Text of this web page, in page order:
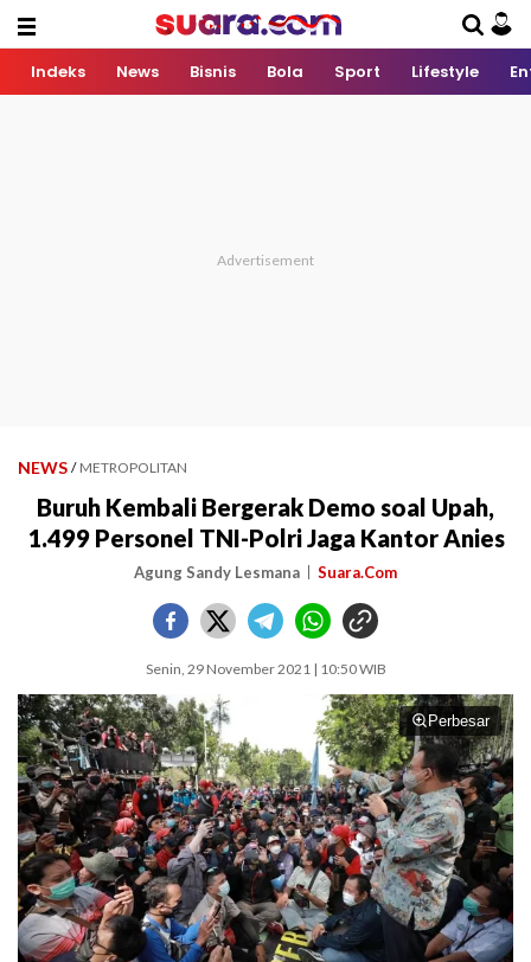
Indeks News Bisnis Bola Sport Lifestyle
NEWS / METROPOLITAN
Buruh Kembali Bergerak Demo soal Upah,
1.499 Personel TNI-Polri Jaga Kantor Anies
Agung Sandy Lesmana Suara.Com
Senin, 29 November 2021 | 10:50 WIB
Perbesar